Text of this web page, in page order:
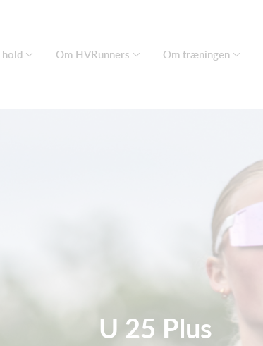
hold Om HVRunners Om træningen
U 25 Plus